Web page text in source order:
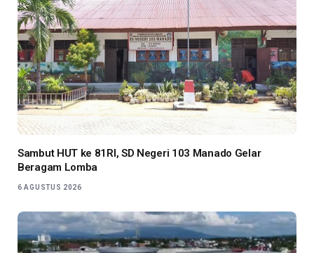
Sambut HUT ke 81RI, SD Negeri 103 Manado Gelar
Beragam Lomba
6 AGUSTUS 2026